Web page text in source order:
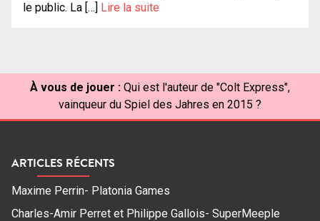
le public. La […]
Lire la suite
À vous de jouer : Qui est l'auteur de "Colt Express",
vainqueur du Spiel des Jahres en 2015 ?
ARTICLES RÉCENTS
Maxime Perrin- Platonia Games
Charles-Amir Perret et Philippe Gallois- SuperMeeple